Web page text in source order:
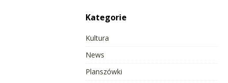
Kategorie
Kultura
News
Planszówki